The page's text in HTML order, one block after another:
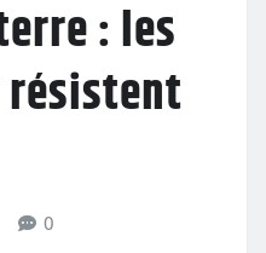
: les
résistent
0